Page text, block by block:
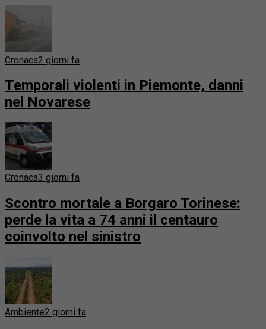
Cronaca2 giorni fa
Temporali violenti in Piemonte, danni
nel Novarese
Cronaca3 giorni fa
Scontro mortale a Borgaro Torinese:
perde la vita a 74 anni il centauro
coinvolto nel sinistro
Ambiente2 giorni fa